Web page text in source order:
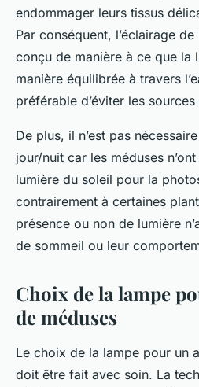
endommager leurs tissus
Par conséquent, l’éclairage
conçu de manière à ce que la
manière équilibrée à travers
préférable d’éviter les
De plus, il n’est pas
jour/nuit car les méduses
lumière du soleil pour la
contrairement à certaines
présence ou non de lumière
de sommeil ou leur
Choix de la lampe
de méduses
Le choix de la lampe pour un
doit être fait avec soin. La